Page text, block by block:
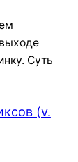
Суть
(v.